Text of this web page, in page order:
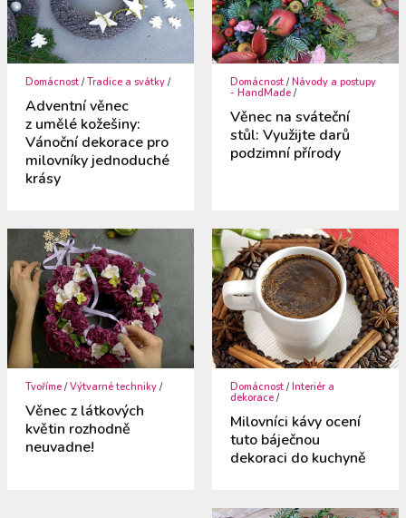
Domácnost /Tradice a svátky /
Adventní věnec
z umělé kožešiny:
Vánoční dekorace pro
milovníky jednoduché
krásy
Domácnost /Návody a postupy
- HandMade /
Věnec na sváteční
stůl: Využijte darů
podzimní přírody
Tvoříme /Výtvarné techniky /
Věnec z látkových
květin rozhodně
neuvadne!
Domácnost /Interiér a
dekorace /
Milovníci kávy ocení
tuto báječnou
dekoraci do kuchyně